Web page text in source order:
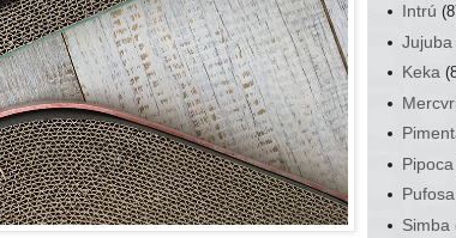
Intrú
Jujuba
Keka
Pipoca
Pufosa
Simba